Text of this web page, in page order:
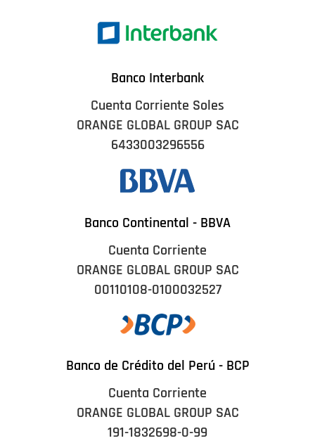
Banco Interbank
Cuenta Corriente Soles
ORANGE GLOBAL GROUP SAC
6433003296556
Banco Continental - BBVA
Cuenta Corriente
ORANGE GLOBAL GROUP SAC
00110108-0100032527
Banco de Crédito del Perú - BCP
Cuenta Corriente
ORANGE GLOBAL GROUP SAC
191-1832698-0-99